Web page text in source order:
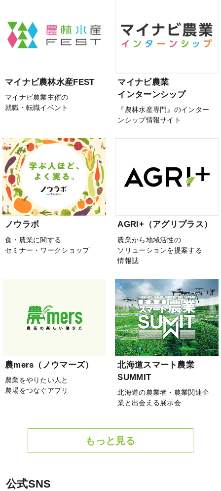
マイナビ農林水産FEST
マイナビ農業主催の
就職・転職イベント
マイナビ農業
インターンシップ
『農林水産専門』のインター
ンシップ情報サイト
ノウラボ
食・農業に関する
セミナー・ワークショップ
AGRI+（アグリプラス）
農業から地域活性の
ソリューションを提案する
情報誌
農mers（ノウマーズ）
農業をやりたい人と
農場をつなぐアプリ
北海道スマート農業
SUMMIT
北海道の農業者・農業関連企
業と出会える展示会
もっと見る
公式SNS